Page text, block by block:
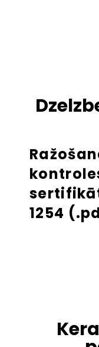
1254